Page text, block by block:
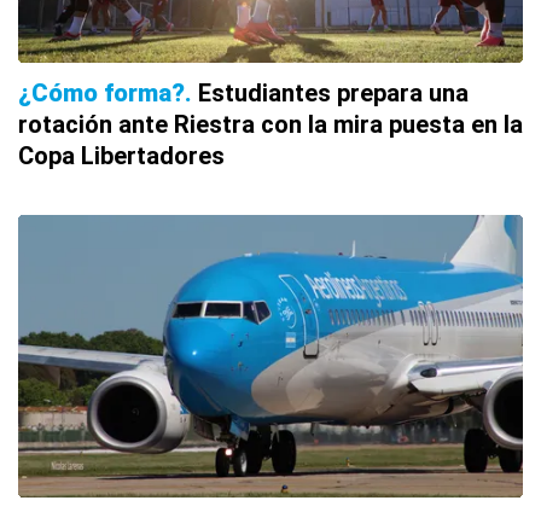
¿Cómo forma? Estudiantes prepara una
rotación ante Riestra con la mira puesta en la
Copa Libertadores